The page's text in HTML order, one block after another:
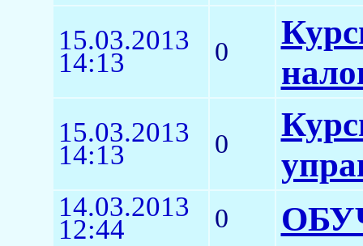
15.03.2013
14:13 0
15.03.2013
14:13 0
14.03.2013
12:44 0